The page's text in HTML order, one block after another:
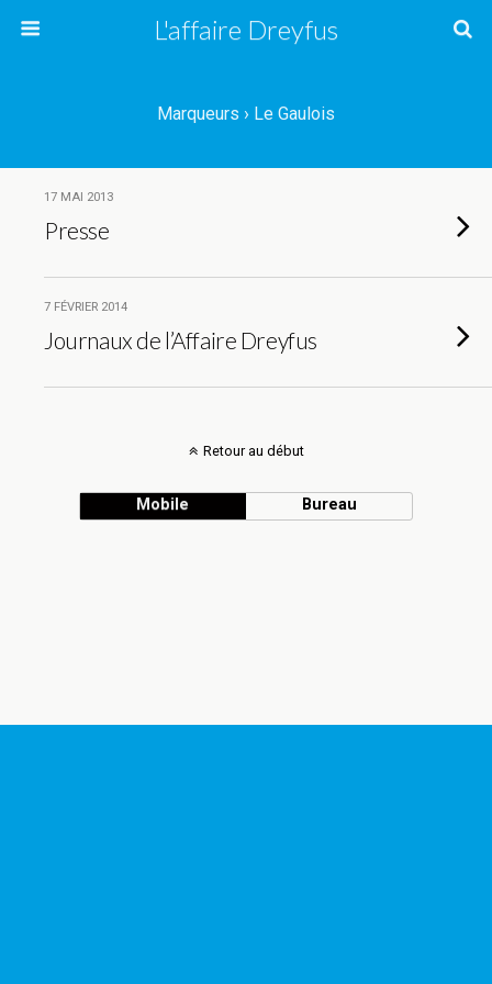
L'affaire Dreyfus
Marqueurs › Le Gaulois
17 MAI 2013
Presse
7 FÉVRIER 2014
Journaux de l’Affaire Dreyfus
Retour au début
Mobile Bureau